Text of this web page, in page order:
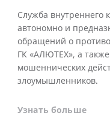
Служба внутреннего
автономно и
обращений о
ГК «АЛЮТЕХ», а
мошеннических
злоумышленников.
Узнать больше